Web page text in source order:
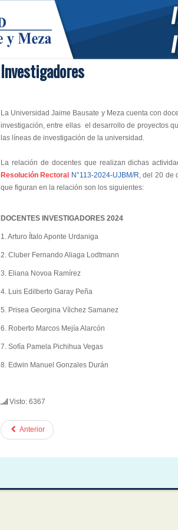
Investigadores
La Universidad Jaime Bausate y Meza cuenta con
investigación, entre ellas el desarrollo de proyectos
las líneas de investigación de la universidad.
La relación de docentes que realizan dichas
Resolución Rectoral
N°113-2024-UJBM/R, del 20 de
que figuran en la relación son los siguientes:
DOCENTES INVESTIGADORES 2024
1. Arturo Ítalo Aponte Urdaniga
2. Cluber Fernando Aliaga Lodtmann
3. Eliana Novoa Ramírez
4. Luis Edilberto Garay Peña
5. Prisea Georgina Vílchez Samanez
6. Roberto Marcos Mejía Alarcón
7. Sofía Pamela Pichihua Vegas
8. Edwin Manuel Gonzales Durán
Visto: 6367
Anterior